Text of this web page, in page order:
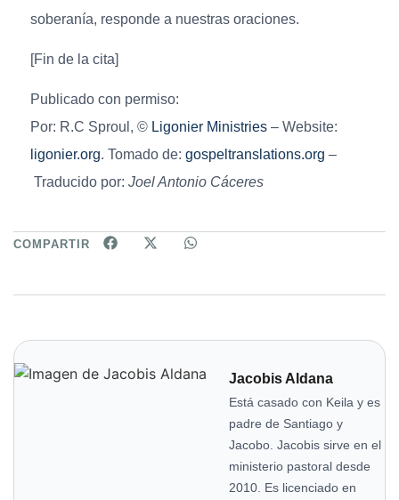
soberanía, responde a nuestras oraciones.
[Fin de la cita]
Publicado con permiso:
Por: R.C Sproul, © Ligonier Ministries– Website:
ligonier.org. Tomado de: gospeltranslations.org –
Traducido por: Joel Antonio Cáceres
COMPARTIR
Jacobis Aldana
Está casado con Keila y es
padre de Santiago y
Jacobo. Jacobis sirve en el
ministerio pastoral desde
2010. Es licenciado en